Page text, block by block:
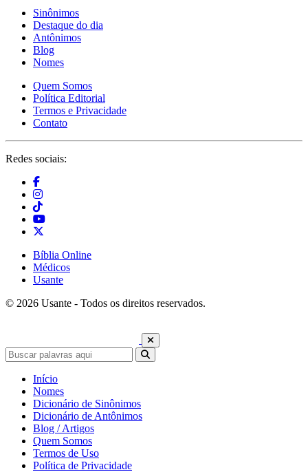
Sinônimos
Destaque do dia
Antônimos
Blog
Nomes
Quem Somos
Política Editorial
Termos e Privacidade
Contato
Redes sociais:
Bíblia Online
Médicos
Usante
© 2026 Usante - Todos os direitos reservados.
Início
Nomes
Dicionário de Sinônimos
Dicionário de Antônimos
Blog / Artigos
Quem Somos
Termos de Uso
Política de Privacidade